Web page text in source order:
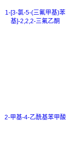
1-[3-氯-5-(三氟甲基)苯
基]-2,2,2-三氟乙酮
2-甲基-4-乙酰基苯甲酸